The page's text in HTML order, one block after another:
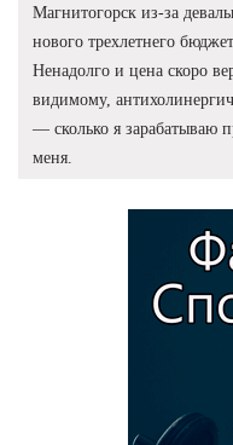
Магнитогорск из-за
нового трехлетнего
Ненадолго и цена скоро
видимому,
— сколько я зарабатываю
меня.